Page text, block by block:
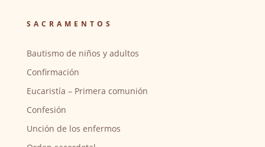
SACRAMENTOS
Bautismo de niños y adultos
Confirmación
Eucaristía – Primera comunión
Confesión
Unción de los enfermos